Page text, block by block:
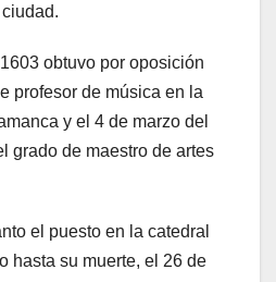
obtuvo por oposición
profesor de música en la
y el 4 de marzo del
grado de maestro de artes
el puesto en la catedral
hasta su muerte, el 26 de